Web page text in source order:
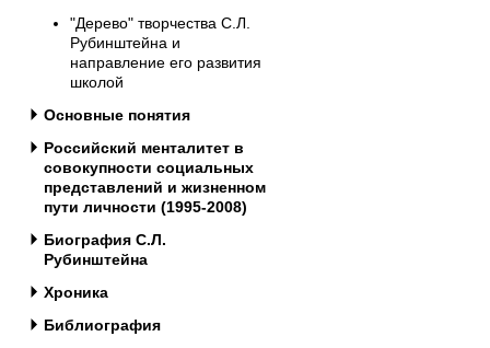
"Дерево" творчества С.Л.
Рубинштейна и
направление его развития
школой
Основные понятия
Российский менталитет в
совокупности социальных
представлений и жизненном
пути личности (1995-2008)
Биография С.Л.
Рубинштейна
Хроника
Библиография